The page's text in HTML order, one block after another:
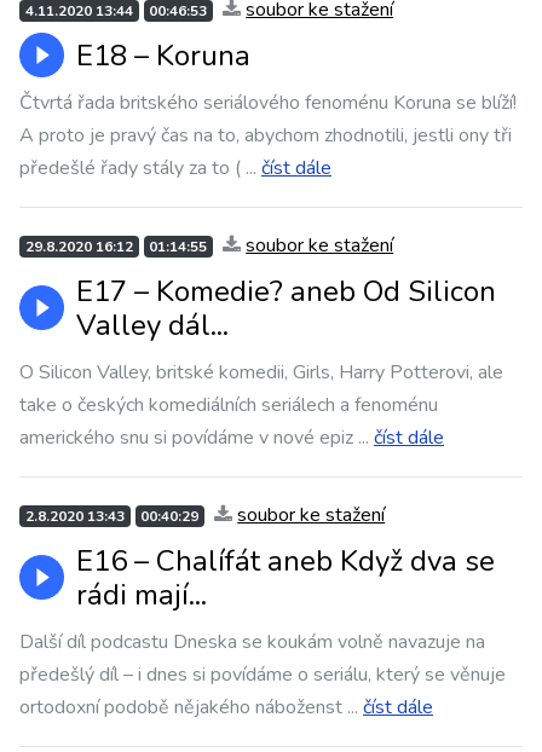
4.11.2020 13:44 00:46:53 soubor ke stažení
E18 – Koruna
Čtvrtá řada britského seriálového fenoménu Koruna se blíží!
A proto je pravý čas na to, abychom zhodnotili, jestli ony tři
předešlé řady stály za to ( ... číst dále
29.8.2020 16:12 01:14:55 soubor ke stažení
E17 – Komedie? aneb Od Silicon
Valley dál...
O Silicon Valley, britské komedii, Girls, Harry Potterovi, ale
take o českých komediálních seriálech a fenoménu
amerického snu si povídáme v nové epiz ... číst dále
2.8.2020 13:43 00:40:29 soubor ke stažení
E16 – Chalífát aneb Když dva se
rádi mají...
Další díl podcastu Dneska se koukám volně navazuje na
předešlý díl – i dnes si povídáme o seriálu, který se věnuje
ortodoxní podobě nějakého náboženst ... číst dále